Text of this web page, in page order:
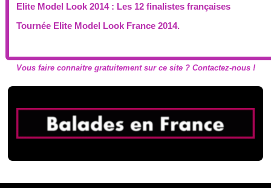
Elite Model Look 2014 : Les 12 finalistes françaises
Tournée Elite Model Look France 2014.
Vous faire connaitre gratuitement sur ce site ? Contactez-nous !